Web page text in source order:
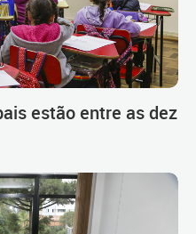
estão entre as dez